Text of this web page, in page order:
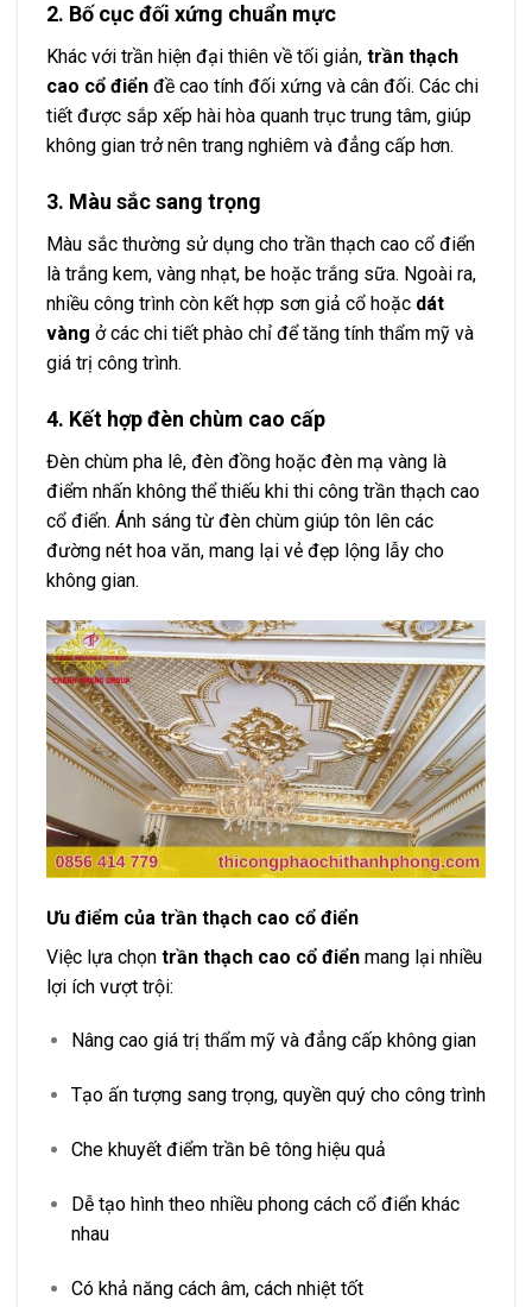
2. Bố cục đối xứng chuẩn mực
Khác với trần hiện đại thiên về tối giản, trần thạch
cao cổ điển đề cao tính đối xứng và cân đối. Các chi
tiết được sắp xếp hài hòa quanh trục trung tâm, giúp
không gian trở nên trang nghiêm và đẳng cấp hơn.
3. Màu sắc sang trọng
Màu sắc thường sử dụng cho trần thạch cao cổ điển
là trắng kem, vàng nhạt, be hoặc trắng sữa. Ngoài ra,
nhiều công trình còn kết hợp sơn giả cổ hoặc dát
vàng ở các chi tiết phào chỉ để tăng tính thẩm mỹ và
giá trị công trình.
4. Kết hợp đèn chùm cao cấp
Đèn chùm pha lê, đèn đồng hoặc đèn mạ vàng là
điểm nhấn không thể thiếu khi thi công trần thạch cao
cổ điển. Ánh sáng từ đèn chùm giúp tôn lên các
đường nét hoa văn, mang lại vẻ đẹp lộng lẫy cho
không gian.
Ưu điểm của trần thạch cao cổ điển
Việc lựa chọn trần thạch cao cổ điển mang lại nhiều
lợi ích vượt trội:
Nâng cao giá trị thẩm mỹ và đẳng cấp không gian
Tạo ấn tượng sang trọng, quyền quý cho công trình
Che khuyết điểm trần bê tông hiệu quả
Dễ tạo hình theo nhiều phong cách cổ điển khác
nhau
Có khả năng cách âm, cách nhiệt tốt